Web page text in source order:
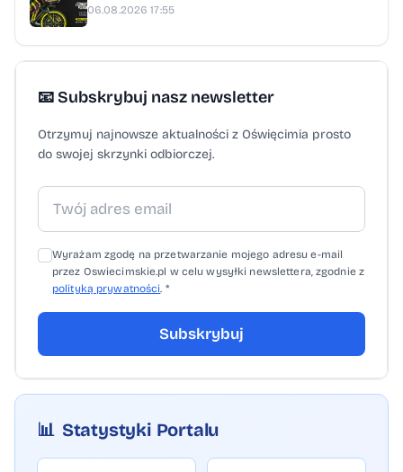
Rafał Lorek / Powiat Oświęcimski
06.08.2026 17:55
📧 Subskrybuj nasz newsletter
Otrzymuj najnowsze aktualności z Oświęcimia prosto
do swojej skrzynki odbiorczej.
Wyrażam zgodę na przetwarzanie mojego adresu e-mail
przez Oswiecimskie.pl w celu wysyłki newslettera, zgodnie z
polityką prywatności. *
Subskrybuj
📊 Statystyki Portalu